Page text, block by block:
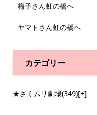
梅子さん虹の橋へ
ヤマトさん虹の橋へ
カテゴリー
★さくムサ劇場(349)[+]